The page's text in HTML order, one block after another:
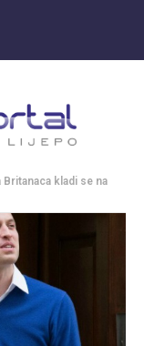
Britanaca kladi se na